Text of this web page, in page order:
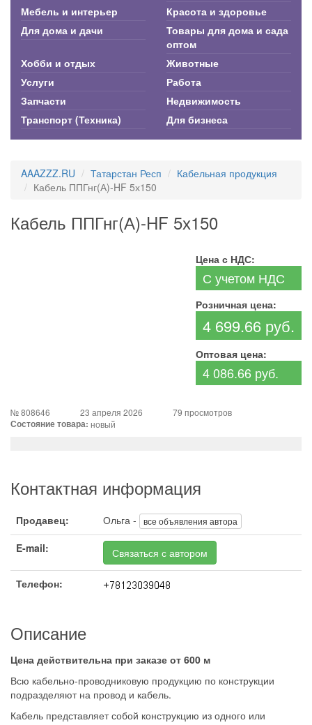
Мебель и интерьер
Красота и здоровье
Для дома и дачи
Товары для дома и сада
оптом
Хобби и отдых
Животные
Услуги
Работа
Запчасти
Недвижимость
Транспорт (Техника)
Для бизнеса
AAAZZZ.RU Татарстан Респ
Кабельная продукция
Кабель ППГнг(А)-HF 5х150
Кабель ППГнг(А)-HF 5х150
Цена с НДС:
С учетом НДС
Розничная цена:
4 699.66 руб.
Оптовая цена:
4 086.66 руб.
№ 808646 23 апреля 2026 79 просмотров
Состояние товара: новый
Контактная информация
Продавец: Ольга - все объявления автора
E-mail: Связаться с автором
Телефон:
Описание
Цена действительна при заказе от 600 м
Всю кабельно-проводниковую продукцию по конструкции
подразделяют на провод и кабель.
Кабель представляет собой конструкцию из одного или